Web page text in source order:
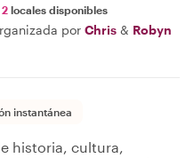
2 locales disponibles
por Chris & Robyn
instantánea
historia, cultura,